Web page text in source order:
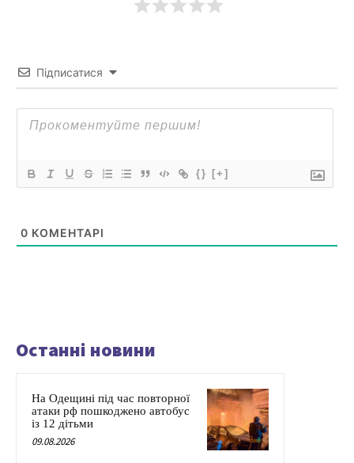
Підписатися
{} [+]
0 КОМЕНТАРІ
Останні новини
На Одещині під час повторної
атаки рф пошкоджено автобус
із 12 дітьми
09.08.2026